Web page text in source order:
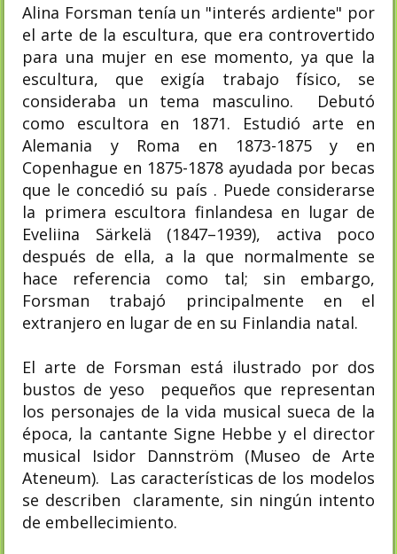
Alina Forsman tenía un "interés ardiente" por
el arte de la escultura, que era controvertido
para una mujer en ese momento, ya que la
escultura, que exigía trabajo físico, se
consideraba un tema masculino. Debutó
como escultora en 1871. Estudió arte en
Alemania y Roma en 1873-1875 y en
Copenhague en 1875-1878 ayudada por becas
que le concedió su país . Puede considerarse
la primera escultora finlandesa en lugar de
Eveliina Särkelä (1847–1939), activa poco
después de ella, a la que normalmente se
hace referencia como tal; sin embargo,
Forsman trabajó principalmente en el
extranjero en lugar de en su Finlandia natal.
El arte de Forsman está ilustrado por dos
bustos de yeso pequeños que representan
los personajes de la vida musical sueca de la
época, la cantante Signe Hebbe y el director
musical Isidor Dannström (Museo de Arte
Ateneum). Las características de los modelos
se describen claramente, sin ningún intento
de embellecimiento.